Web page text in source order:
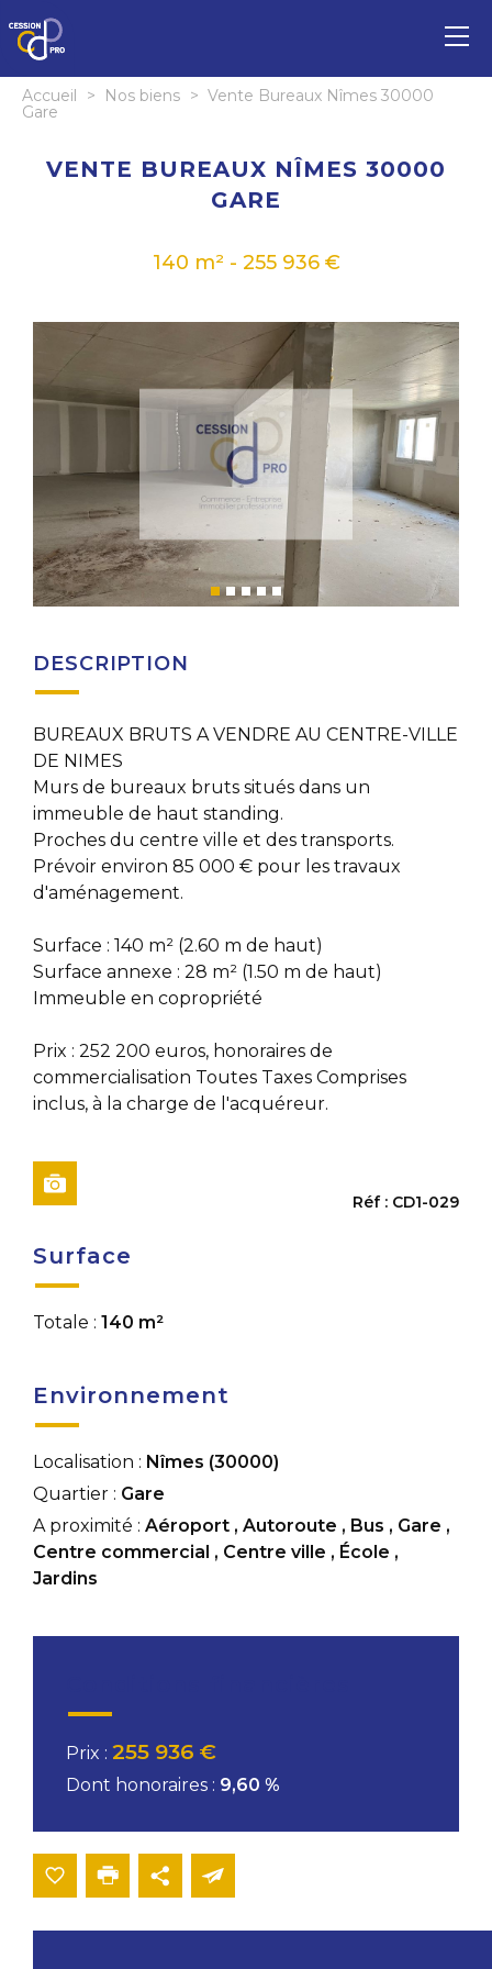
Accueil > Nos biens > Vente Bureaux Nîmes 30000
Gare
VENTE BUREAUX NÎMES 30000
GARE
140 m² - 255 936 €
DESCRIPTION
BUREAUX BRUTS A VENDRE AU CENTRE-VILLE
DE NIMES
Murs de bureaux bruts situés dans un
immeuble de haut standing.
Proches du centre ville et des transports.
Prévoir environ 85 000 € pour les travaux
d'aménagement.
Surface : 140 m² (2.60 m de haut)
Surface annexe : 28 m² (1.50 m de haut)
Immeuble en copropriété
Prix : 252 200 euros, honoraires de
commercialisation Toutes Taxes Comprises
inclus, à la charge de l'acquéreur.
Réf : CD1-029
Surface
Totale : 140 m²
Environnement
Localisation : Nîmes (30000)
Quartier : Gare
A proximité : Aéroport , Autoroute , Bus , Gare ,
Centre commercial , Centre ville , École ,
Jardins
Prix : 255 936 €
Dont honoraires : 9,60 %